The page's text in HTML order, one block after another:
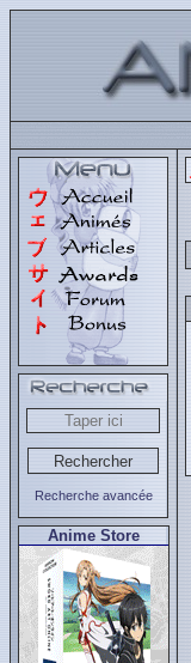
Recherche avancée
Anime Store